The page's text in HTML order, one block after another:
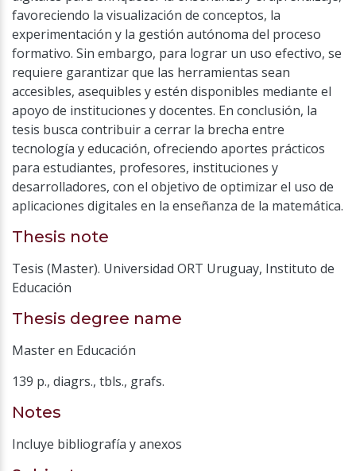
favoreciendo la visualización de conceptos, la
experimentación y la gestión autónoma del proceso
formativo. Sin embargo, para lograr un uso efectivo, se
requiere garantizar que las herramientas sean
accesibles, asequibles y estén disponibles mediante el
apoyo de instituciones y docentes. En conclusión, la
tesis busca contribuir a cerrar la brecha entre
tecnología y educación, ofreciendo aportes prácticos
para estudiantes, profesores, instituciones y
desarrolladores, con el objetivo de optimizar el uso de
aplicaciones digitales en la enseñanza de la matemática.
Thesis note
Tesis (Master). Universidad ORT Uruguay, Instituto de
Educación
Thesis degree name
Master en Educación
139 p., diagrs., tbls., grafs.
Notes
Incluye bibliografía y anexos